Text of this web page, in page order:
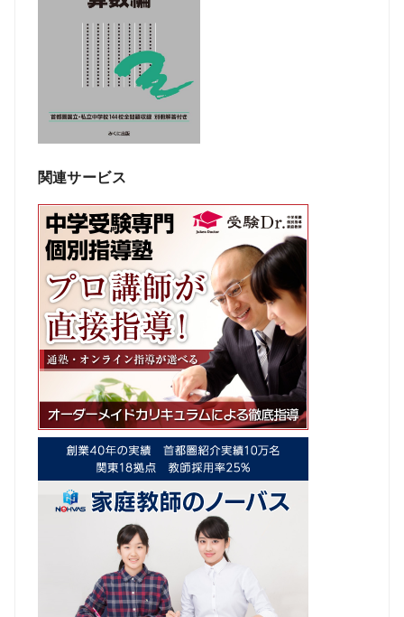
関連サービス